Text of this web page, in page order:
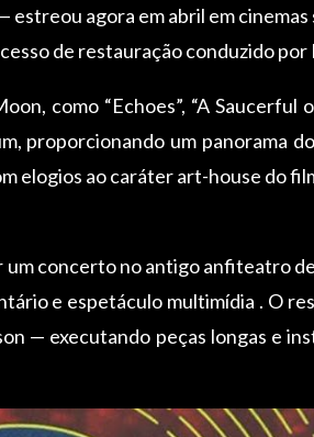
estreou agora em abril em
de restauração conduzido por
como “Echoes”, “A Saucerful
proporcionando um panorama
ao caráter art-house do
concerto no antigo anfiteatro
e espetáculo multimídia . O
— executando peças longas e